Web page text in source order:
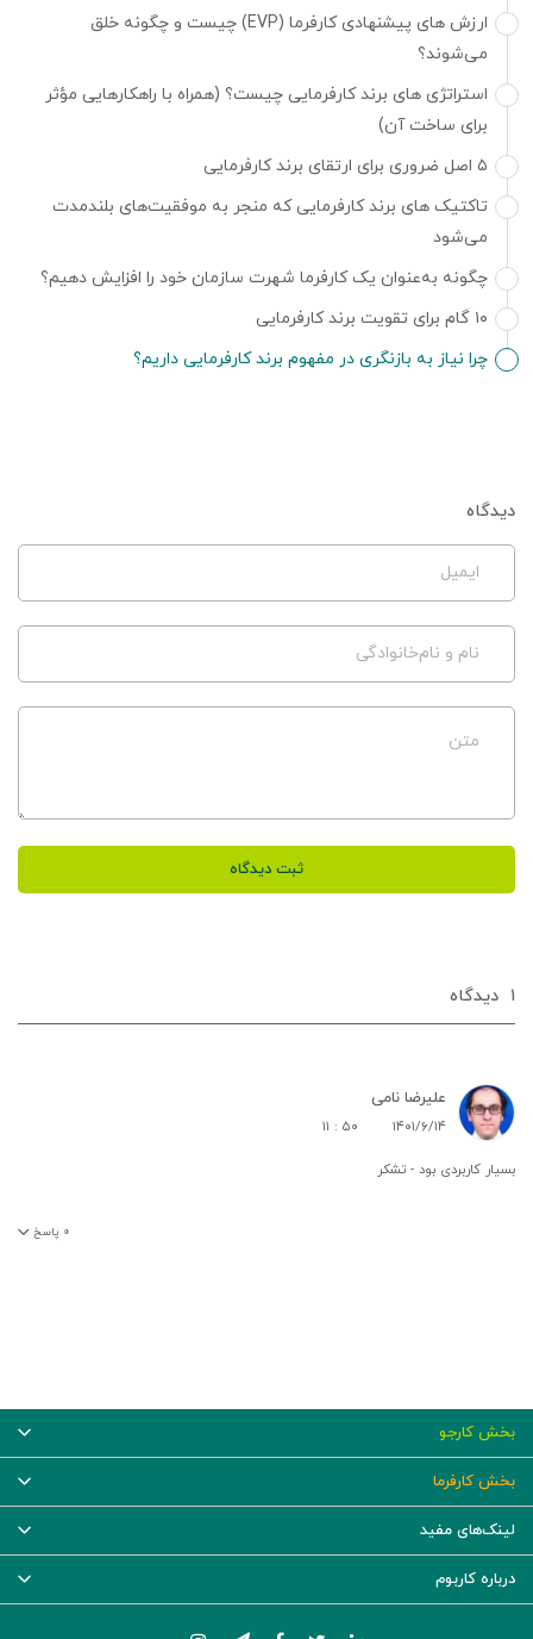
ارزش های پیشنهادی کارفرما (EVP) چیست و چگونه خلق
می‌شوند؟
استراتژی های برند کارفرمایی چیست؟ (همراه با راهکارهایی مؤثر
برای ساخت آن)
۵ اصل ضروری برای ارتقای برند کارفرمایی
تاکتیک های برند کارفرمایی که منجر به موفقیت‌های بلندمدت
می‌شود
چگونه به‌عنوان یک کارفرما شهرت سازمان خود را افزایش دهیم؟
۱۰ گام برای تقویت برند کارفرمایی
چرا نیاز به بازنگری در مفهوم برند کارفرمایی داریم؟
دیدگاه
ایمیل
نام و نام‌خانوادگی
متن
ثبت دیدگاه
۱ دیدگاه‌
علیرضا نامی
۱۴۰۱/۶/۱۴ ۱۱ : ۵۰
بسیار کاربردی بود - تشکر
۰ پاسخ
بخش کارجو
بخش کارفرما
لینک‌های مفید
درباره کاربوم